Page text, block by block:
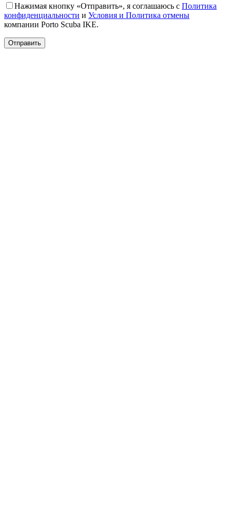
Нажимая кнопку «Отправить», я соглашаюсь с Политика
конфиденциальности и Условия и Политика отмены
компании Porto Scuba IKE.